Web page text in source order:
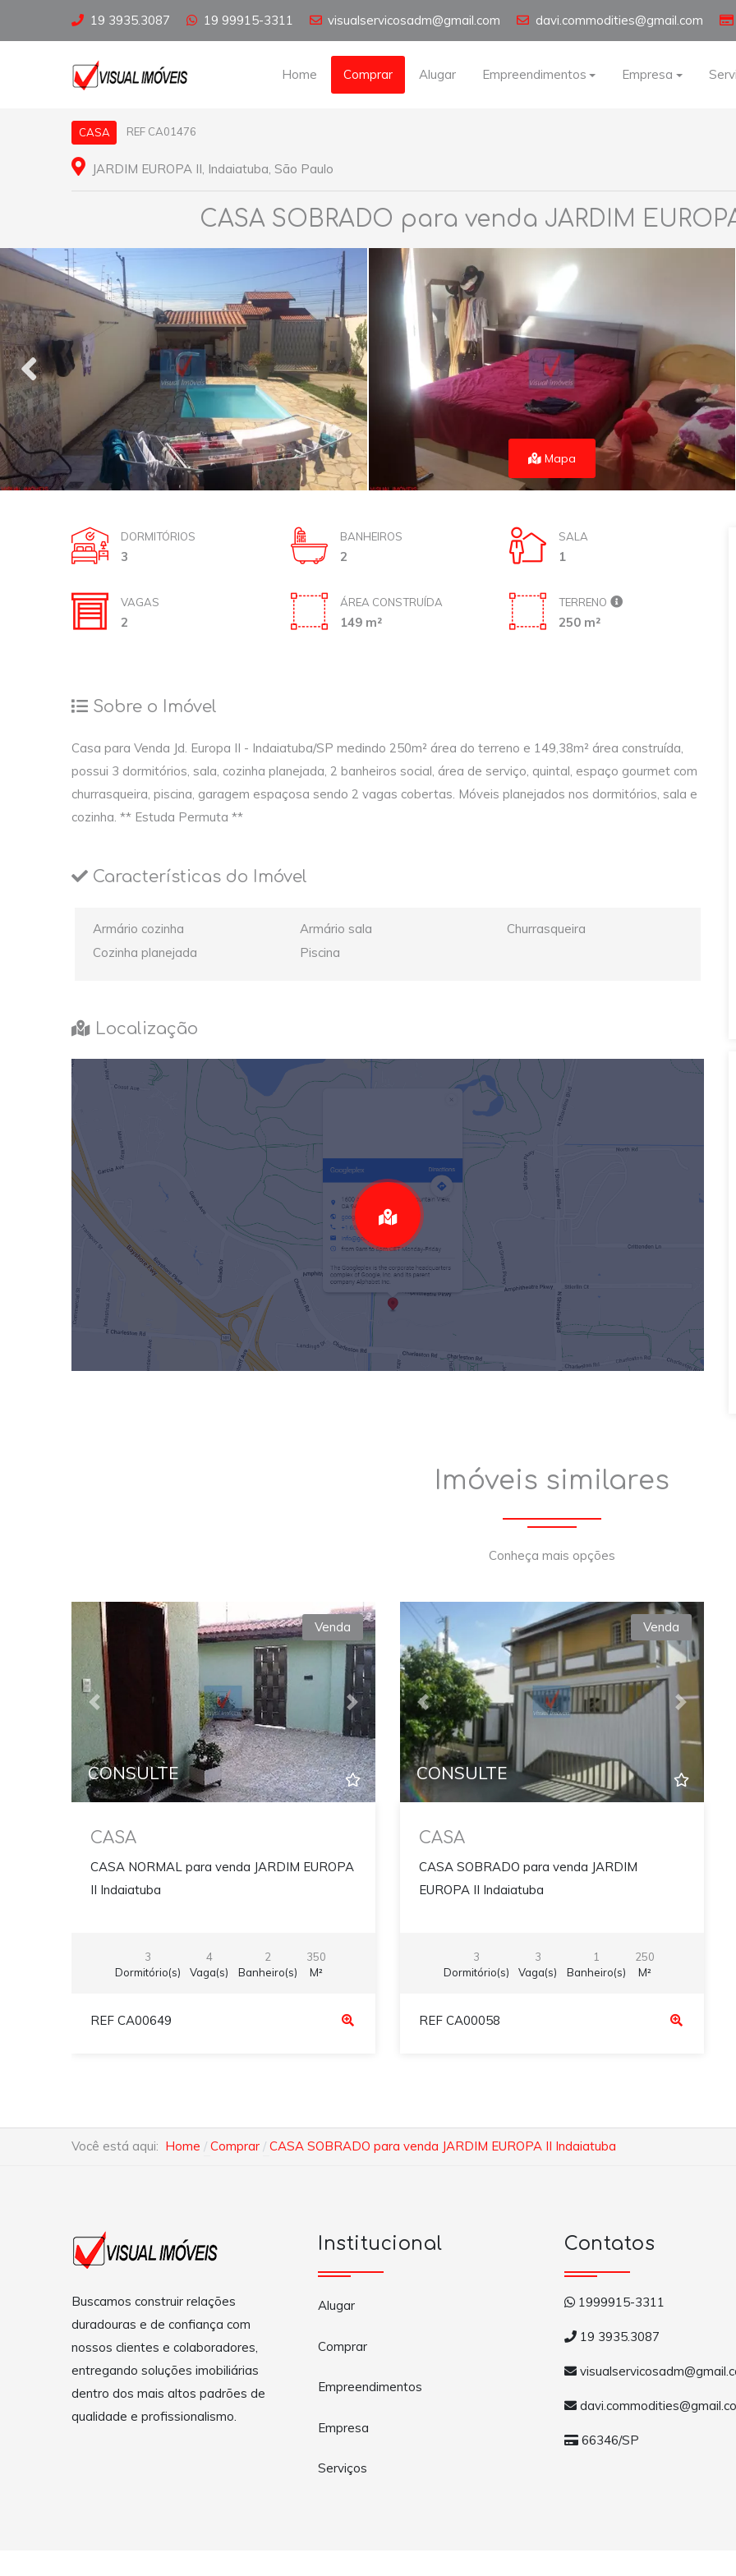
19 3935.3087 19 99915-3311 visualservicosadm@gmail.com davi.commodities@gmail.com
Home Comprar Alugar Empreendimentos Empresa
CASA REF CA01476
JARDIM EUROPA II, Indaiatuba, São Paulo
CASA SOBRADO para venda JARDIM
Mapa
DORMITÓRIOS
3
BANHEIROS
2
SALA
1
VAGAS
2
ÁREA CONSTRUÍDA
149 m²
TERRENO
250 m²
Sobre o Imóvel
Casa para Venda Jd. Europa II - Indaiatuba/SP medindo 250m² área do terreno e 149,38m² área construída,
possui 3 dormitórios, sala, cozinha planejada, 2 banheiros social, área de serviço, quintal, espaço gourmet com
churrasqueira, piscina, garagem espaçosa sendo 2 vagas cobertas. Móveis planejados nos dormitórios, sala e
cozinha. ** Estuda Permuta **
Características do Imóvel
Armário cozinha Armário sala
Churrasqueira
Cozinha planejada
Piscina
Localização
Imóveis similares
Conheça mais opções
Previous Next
Venda
CONSULTE
CASA
CASA NORMAL para venda JARDIM EUROPA
II Indaiatuba
3
Dormitório(s)
4
Vaga(s)
2
Banheiro(s)
350
M²
REF CA00649
Previous Next
Venda
CONSULTE
CASA
CASA SOBRADO para venda JARDIM
EUROPA II Indaiatuba
3
Dormitório(s)
3
Vaga(s)
1
Banheiro(s)
250
M²
REF CA00058
Você está aqui: Home Comprar CASA SOBRADO para venda JARDIM EUROPA II Indaiatuba
Buscamos construir relações
duradouras e de confiança com
nossos clientes e colaboradores,
entregando soluções imobiliárias
dentro dos mais altos padrões de
qualidade e profissionalismo.
Institucional
Alugar
Comprar
Empreendimentos
Empresa
Serviços
Contatos
1999915-3311
19 3935.3087
66346/SP